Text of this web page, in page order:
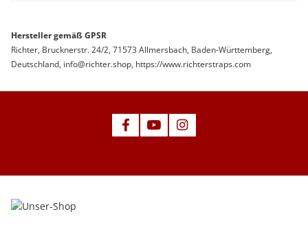
Hersteller gemäß GPSR
Richter, Brucknerstr. 24/2, 71573 Allmersbach, Baden-Württemberg,
Deutschland, info@richter.shop, https://www.richterstraps.com